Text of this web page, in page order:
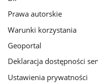
Prawa autorskie
Warunki korzystania
Geoportal
Deklaracja dostępności
Ustawienia prywatności